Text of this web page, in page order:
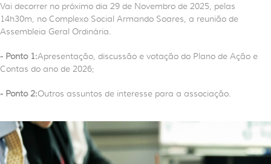
Vai decorrer no próximo dia 29 de Novembro de 2025, pelas
14h30m, no Complexo Social Armando Soares, a reunião de
Assembleia Geral Ordinária.
- Ponto 1:Apresentação, discussão e votação do Plano de Ação e
Contas do ano de 2026;
- Ponto 2:Outros assuntos de interesse para a associação.